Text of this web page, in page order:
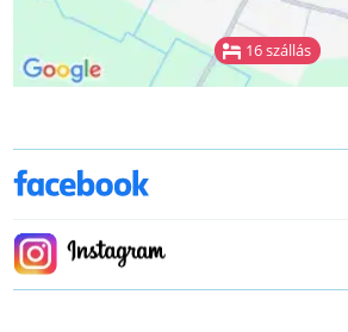
16 szállás